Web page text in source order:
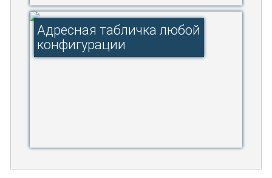
Адресная табличка любой
конфигурации